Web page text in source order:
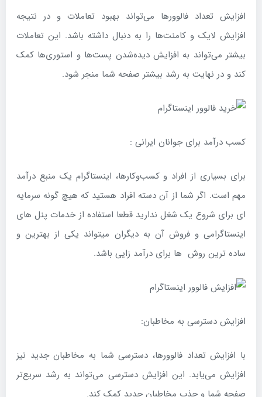
افزایش تعداد فالوورها می‌تواند بهبود تعاملات و در نتیجه
افزایش لایک و کامنت‌ها را به دنبال داشته باشد. این تعاملات
بیشتر می‌تواند به افزایش دیده‌شدن پست‌ها و استوری‌ها کمک
کند و در نهایت به رشد بیشتر صفحه شما منجر شود.
کسب درآمد برای جوانان ایرانی :
برای بسیاری از افراد و کسب‌وکارها، اینستاگرام یک منبع درآمد
مهم است. اگر شما از آن دسته افراد هستید که هیچ گونه سرمایه
ای برای شروع یک شغل ندارید قطعا استفاده از خدمات پنل های
اینستاگرامی و فروش آن به دیگران میتواند یکی از بهترین و
ساده ترین روش ها برای درآمد زایی باشد.
افزایش دسترسی به مخاطبان:
با افزایش تعداد فالوورها، دسترسی شما به مخاطبان جدید نیز
افزایش می‌یابد. این افزایش دسترسی می‌تواند به رشد سریع‌تر
صفحه شما و جذب مخاطبان جدید کمک کند.